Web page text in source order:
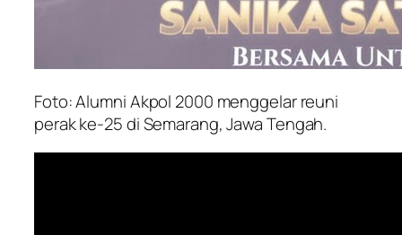
Foto: Alumni Akpol 2000 menggelar reuni
perak ke-25 di Semarang, Jawa Tengah.